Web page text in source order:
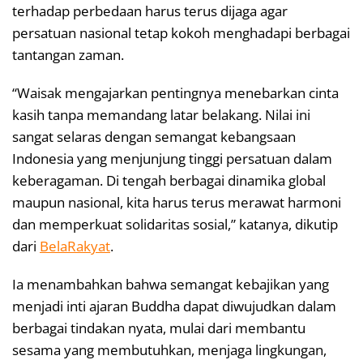
terhadap perbedaan harus terus dijaga agar
persatuan nasional tetap kokoh menghadapi berbagai
tantangan zaman.
“Waisak mengajarkan pentingnya menebarkan cinta
kasih tanpa memandang latar belakang. Nilai ini
sangat selaras dengan semangat kebangsaan
Indonesia yang menjunjung tinggi persatuan dalam
keberagaman. Di tengah berbagai dinamika global
maupun nasional, kita harus terus merawat harmoni
dan memperkuat solidaritas sosial,” katanya, dikutip
dari BelaRakyat.
Ia menambahkan bahwa semangat kebajikan yang
menjadi inti ajaran Buddha dapat diwujudkan dalam
berbagai tindakan nyata, mulai dari membantu
sesama yang membutuhkan, menjaga lingkungan,